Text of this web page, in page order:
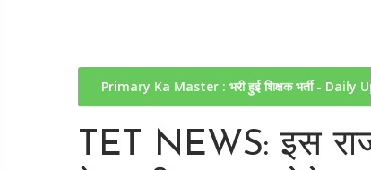
Primary Ka Master : भरी हुई शिक्षक भर्ती - Daily
TET NEWS: इस